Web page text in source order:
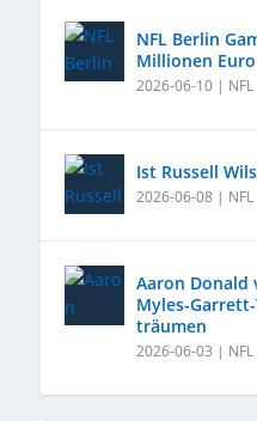
NFL Berlin
Millionen
2026-06-10 |
Ist Russell
2026-06-08 |
Aaron Donald
Myles-
träumen
2026-06-03 |